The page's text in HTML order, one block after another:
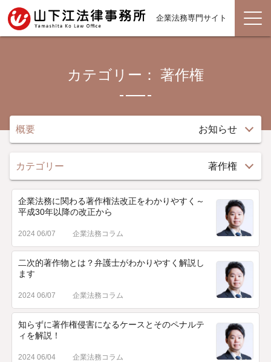
企業法務専門サイト
カテゴリー： 著作権
企業法務に関わる著作権法改正をわかりやすく～
平成30年以降の改正から
2024 06/07 企業法務コラム
二次的著作物とは？弁護士がわかりやすく解説し
ます
2024 06/07 企業法務コラム
知らずに著作権侵害になるケースとそのペナルテ
ィを解説！
2024 06/04 企業法務コラム
概要 お知らせ
カテゴリー 著作権